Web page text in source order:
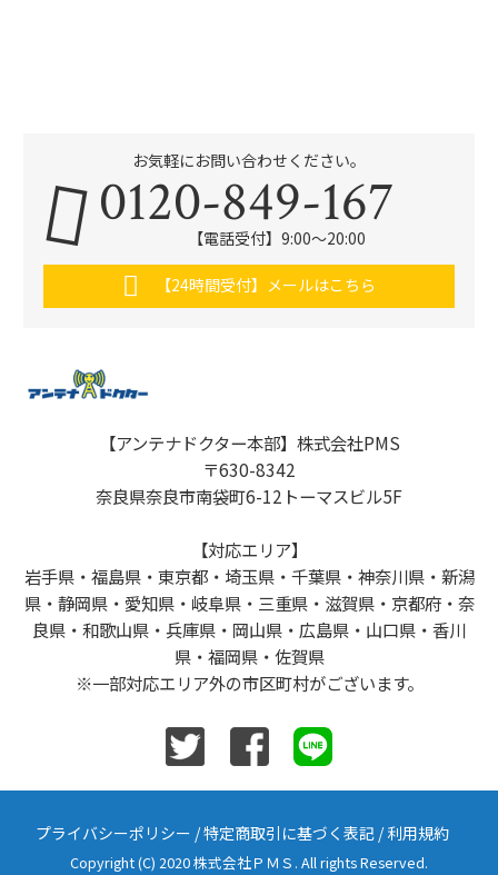
お気軽にお問い合わせください。
0120-849-167
【電話受付】9:00〜20:00
【24時間受付】メールはこちら
【アンテナドクター本部】株式会社PMS
〒630-8342
奈良県奈良市南袋町6-12トーマスビル5F
【対応エリア】
岩手県・福島県・東京都・埼玉県・千葉県・神奈川県・新潟
県・静岡県・愛知県・岐阜県・三重県・滋賀県・京都府・奈
良県・和歌山県・兵庫県・岡山県・広島県・山口県・香川
県・福岡県・佐賀県
※一部対応エリア外の市区町村がございます。
プライバシーポリシー /特定商取引に基づく表記 /利用規約
Copyright (C) 2020 株式会社ＰＭＳ. All rights Reserved.